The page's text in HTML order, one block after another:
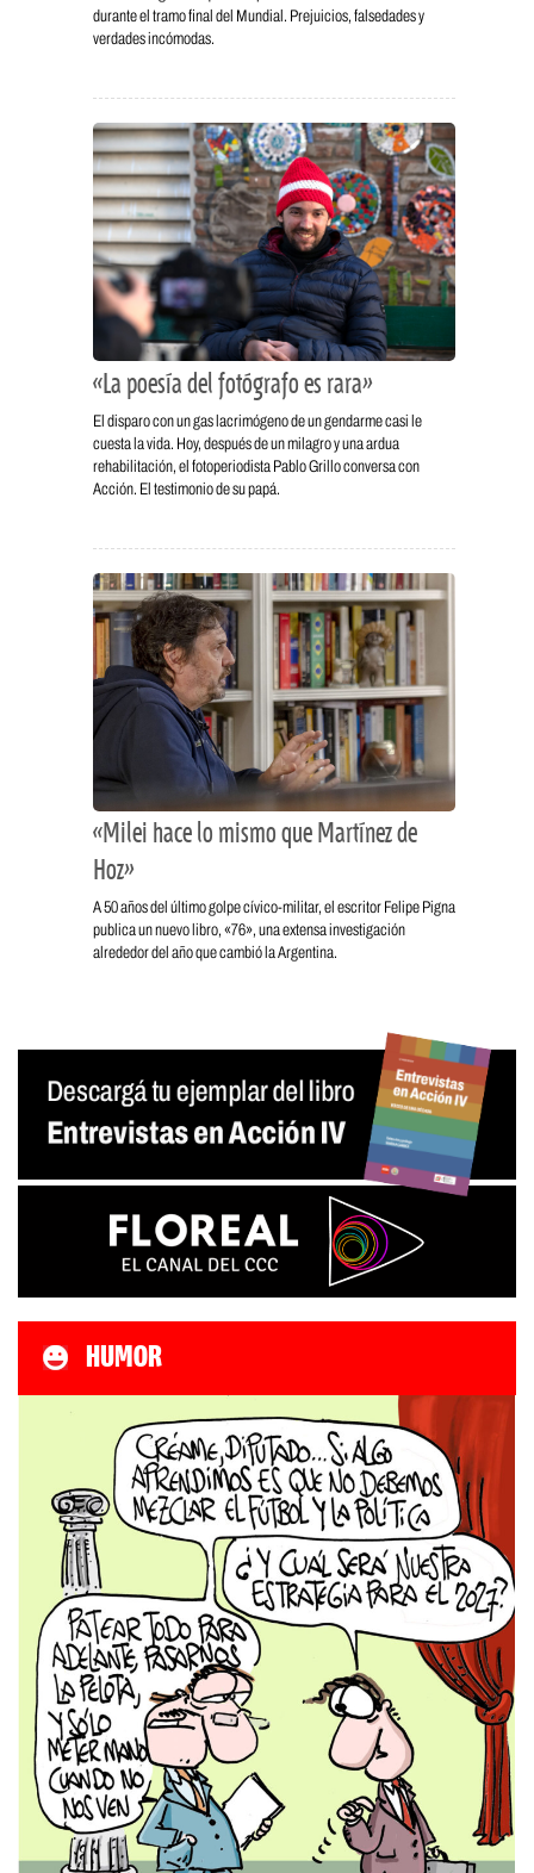
durante el tramo final del Mundial. Prejuicios, falsedades y
verdades incómodas.
«La poesía del fotógrafo es rara»
El disparo con un gas lacrimógeno de un gendarme casi le
cuesta la vida. Hoy, después de un milagro y una ardua
rehabilitación, el fotoperiodista Pablo Grillo conversa con
Acción. El testimonio de su papá.
«Milei hace lo mismo que Martínez de
Hoz»
A 50 años del último golpe cívico-militar, el escritor Felipe Pigna
publica un nuevo libro, «76», una extensa investigación
alrededor del año que cambió la Argentina.
HUMOR